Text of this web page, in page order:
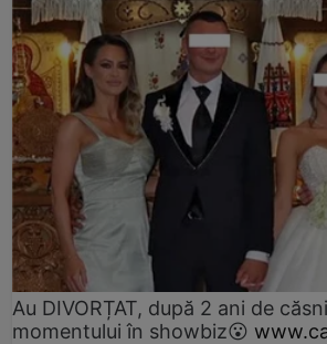
Au DIVORȚAT, după 2 ani de
momentului în showbiz😮